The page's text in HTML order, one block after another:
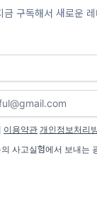
금 구독해서 새로운
이용약관 개인정보처리
사고실험에서 보내는